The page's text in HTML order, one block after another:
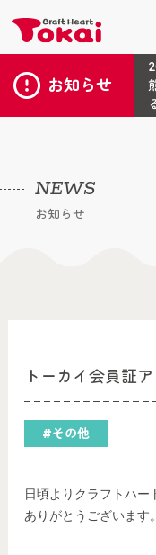
お知らせ
NEWS
お知らせ
トーカイ会員証
#その他
日頃よりクラフトハー
ありがとうございます。